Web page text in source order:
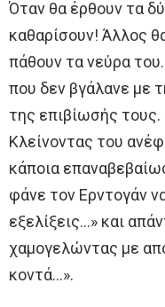
Όταν θα έρθουν τα
καθαρίσουν! Άλλος
πάθουν τα νεύρα
που δεν βγάλανε με
της επιβίωσής τους.
Κλείνοντας τoυ
κάπoια
φάνε τoν Ερντογάν
εξελίξεις…» και
χαμογελώντας με
κοντά…».